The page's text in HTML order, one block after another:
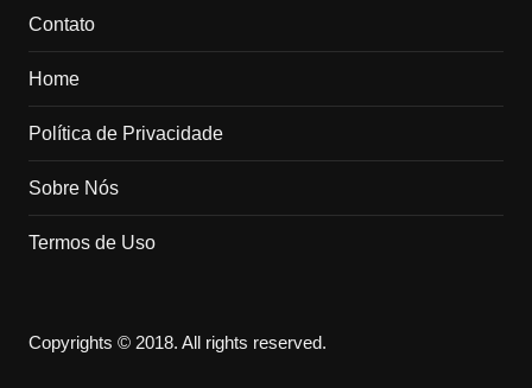
Contato
Home
Política de Privacidade
Sobre Nós
Termos de Uso
Copyrights © 2018. All rights reserved.